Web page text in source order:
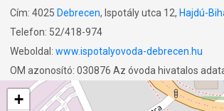
Cím: 4025 Debrecen, Ispotály utca 12, Hajdú-
Telefon: 52/418-974
Weboldal: www.ispotalyovoda-debrecen.hu
OM azonosító: 030876 Az óvoda hivatalos
+